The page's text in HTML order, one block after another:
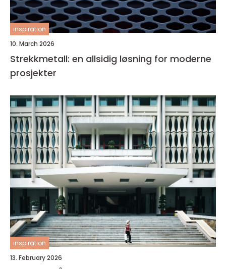
inspiration
10. March 2026
Strekkmetall: en allsidig løsning for moderne
prosjekter
inspiration
13. February 2026